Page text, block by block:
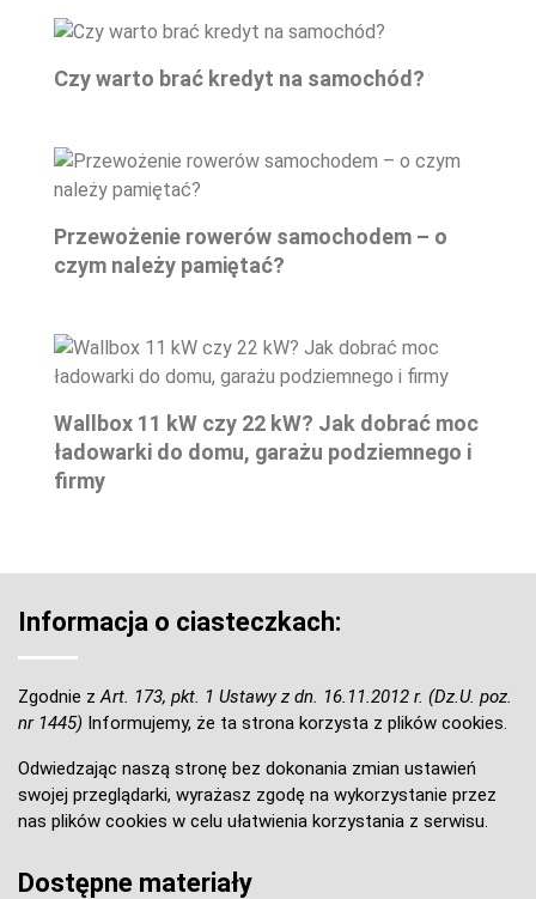
Czy warto brać kredyt na samochód?
Przewożenie rowerów samochodem – o
czym należy pamiętać?
Wallbox 11 kW czy 22 kW? Jak dobrać moc
ładowarki do domu, garażu podziemnego i
firmy
Informacja o ciasteczkach:
Zgodnie z Art. 173, pkt. 1 Ustawy z dn. 16.11.2012 r. (Dz.U. poz.
nr 1445) Informujemy, że ta strona korzysta z plików cookies.
Odwiedzając naszą stronę bez dokonania zmian ustawień
swojej przeglądarki, wyrażasz zgodę na wykorzystanie przez
nas plików cookies w celu ułatwienia korzystania z serwisu.
Dostępne materiały